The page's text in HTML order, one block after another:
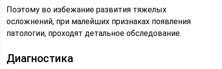
Поэтому во избежание развития тяжелых
осложнений, при малейших признаках появления
патологии, проходят детальное обследование.
Диагностика